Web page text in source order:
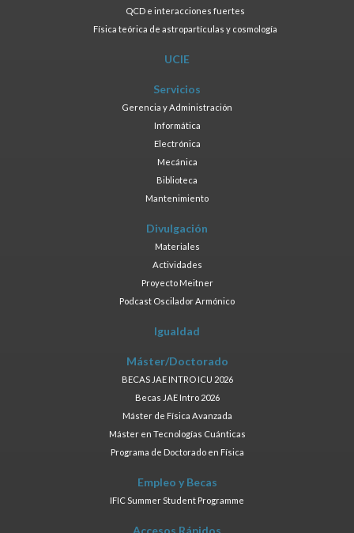
QCD e interacciones fuertes
Física teórica de astropartículas y cosmología
UCIE
Servicios
Gerencia y Administración
Informática
Electrónica
Mecánica
Biblioteca
Mantenimiento
Divulgación
Materiales
Actividades
Proyecto Meitner
Podcast Oscilador Armónico
Igualdad
Máster/Doctorado
BECAS JAE INTRO ICU 2026
Becas JAE Intro 2026
Máster de Física Avanzada
Máster en Tecnologías Cuánticas
Programa de Doctorado en Física
Empleo y Becas
IFIC Summer Student Programme